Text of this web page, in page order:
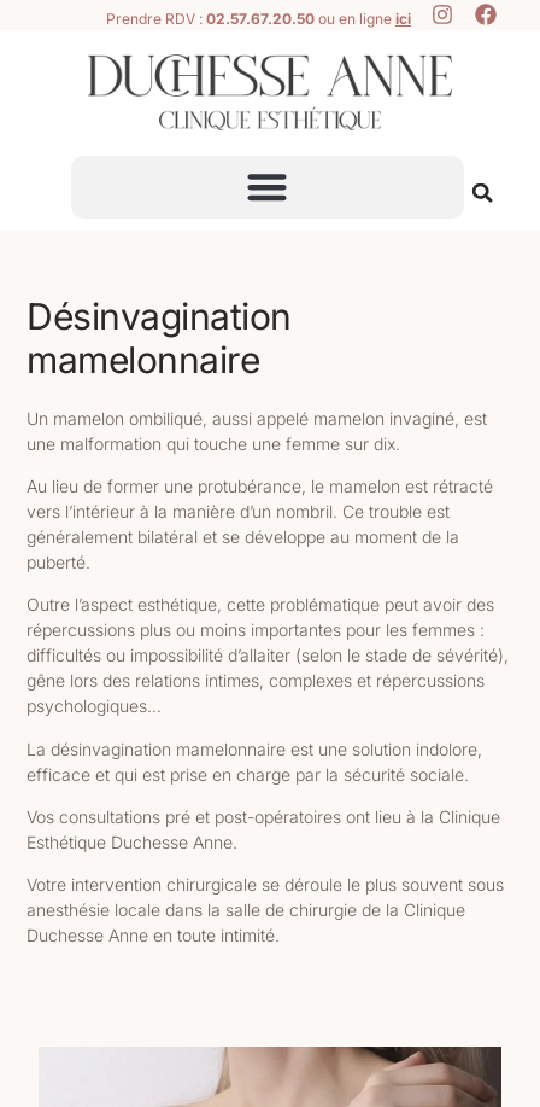
Prendre RDV : 02.57.67.20.50ou en ligne ici
Désinvagination
mamelonnaire
Un mamelon ombiliqué, aussi appelé mamelon invaginé, est
une malformation qui touche une femme sur dix.
Au lieu de former une protubérance, le mamelon est rétracté
vers l’intérieur à la manière d’un nombril. Ce trouble est
généralement bilatéral et se développe au moment de la
puberté.
Outre l’aspect esthétique, cette problématique peut avoir des
répercussions plus ou moins importantes pour les femmes :
difficultés ou impossibilité d’allaiter (selon le stade de sévérité),
gêne lors des relations intimes, complexes et répercussions
psychologiques…
La désinvagination mamelonnaire est une solution indolore,
efficace et qui est prise en charge par la sécurité sociale.
Vos consultations pré et post-opératoires ont lieu à la Clinique
Esthétique Duchesse Anne.
Votre intervention chirurgicale se déroule le plus souvent sous
anesthésie locale dans la salle de chirurgie de la Clinique
Duchesse Anne en toute intimité.